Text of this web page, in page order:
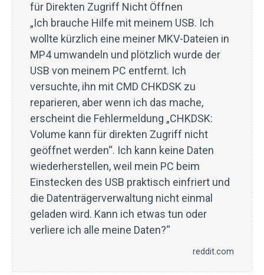
für Direkten Zugriff Nicht Öffnen
„Ich brauche Hilfe mit meinem USB. Ich
wollte kürzlich eine meiner MKV-Dateien in
MP4 umwandeln und plötzlich wurde der
USB von meinem PC entfernt. Ich
versuchte, ihn mit CMD CHKDSK zu
reparieren, aber wenn ich das mache,
erscheint die Fehlermeldung „CHKDSK:
Volume kann für direkten Zugriff nicht
geöffnet werden“. Ich kann keine Daten
wiederherstellen, weil mein PC beim
Einstecken des USB praktisch einfriert und
die Datenträgerverwaltung nicht einmal
geladen wird. Kann ich etwas tun oder
verliere ich alle meine Daten?“
reddit.com